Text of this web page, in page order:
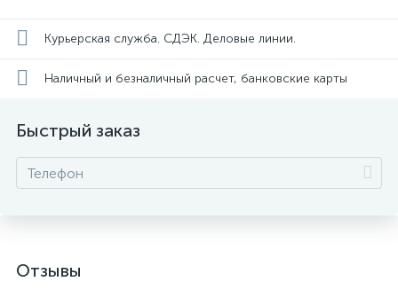
Курьерская служба. СДЭК. Деловые линии.
Наличный и безналичный расчет, банковские карты
Быстрый заказ
Отзывы